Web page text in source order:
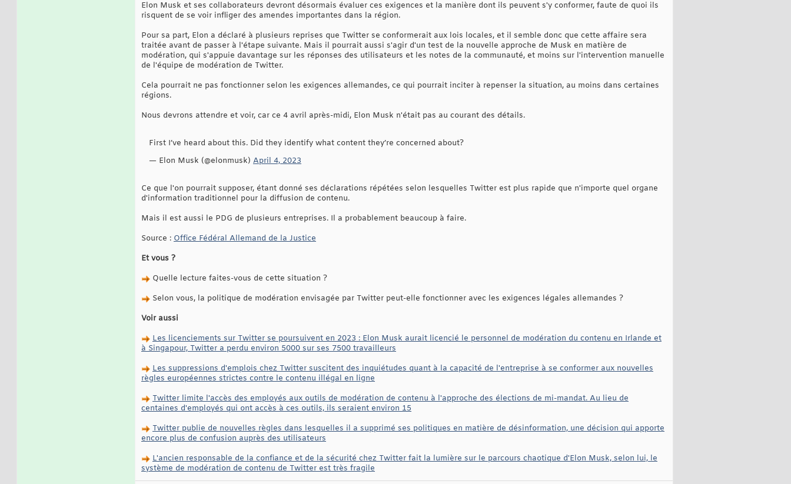
Elon Musk et ses collaborateurs devront désormais évaluer ces exigences et la manière dont ils peuvent s'y conformer, faute de quoi ils
risquent de se voir infliger des amendes importantes dans la région.
Pour sa part, Elon a déclaré à plusieurs reprises que Twitter se conformerait aux lois locales, et il semble donc que cette affaire sera
traitée avant de passer à l'étape suivante. Mais il pourrait aussi s'agir d'un test de la nouvelle approche de Musk en matière de
modération, qui s'appuie davantage sur les réponses des utilisateurs et les notes de la communauté, et moins sur l'intervention manuelle
de l'équipe de modération de Twitter.
Cela pourrait ne pas fonctionner selon les exigences allemandes, ce qui pourrait inciter à repenser la situation, au moins dans certaines
régions.
Nous devrons attendre et voir, car ce 4 avril après-midi, Elon Musk n'était pas au courant des détails.
First I’ve heard about this. Did they identify what content they’re concerned about?
— Elon Musk (@elonmusk) April 4, 2023
Ce que l'on pourrait supposer, étant donné ses déclarations répétées selon lesquelles Twitter est plus rapide que n'importe quel organe
d'information traditionnel pour la diffusion de contenu.
Mais il est aussi le PDG de plusieurs entreprises. Il a probablement beaucoup à faire.
Source : Office Fédéral Allemand de la Justice
Et vous ?
Quelle lecture faites-vous de cette situation ?
Selon vous, la politique de modération envisagée par Twitter peut-elle fonctionner avec les exigences légales allemandes ?
Voir aussi
Les licenciements sur Twitter se poursuivent en 2023 : Elon Musk aurait licencié le personnel de modération du contenu en Irlande et
à Singapour, Twitter a perdu environ 5000 sur ses 7500 travailleurs
Les suppressions d'emplois chez Twitter suscitent des inquiétudes quant à la capacité de l'entreprise à se conformer aux nouvelles
règles européennes strictes contre le contenu illégal en ligne
Twitter limite l'accès des employés aux outils de modération de contenu à l'approche des élections de mi-mandat. Au lieu de
centaines d'employés qui ont accès à ces outils, ils seraient environ 15
Twitter publie de nouvelles règles dans lesquelles il a supprimé ses politiques en matière de désinformation, une décision qui apporte
encore plus de confusion auprès des utilisateurs
L'ancien responsable de la confiance et de la sécurité chez Twitter fait la lumière sur le parcours chaotique d'Elon Musk, selon lui, le
système de modération de contenu de Twitter est très fragile